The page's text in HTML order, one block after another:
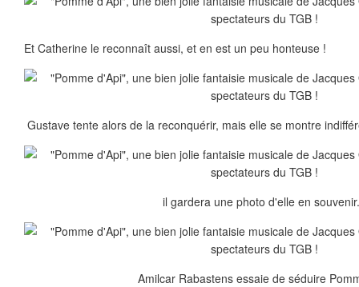
Et Catherine le reconnaît aussi, et en est un peu honteuse !
Gustave tente alors de la reconquérir, mais elle se montre
il gardera une photo d'elle en
Amilcar Rabastens essaie de séduire